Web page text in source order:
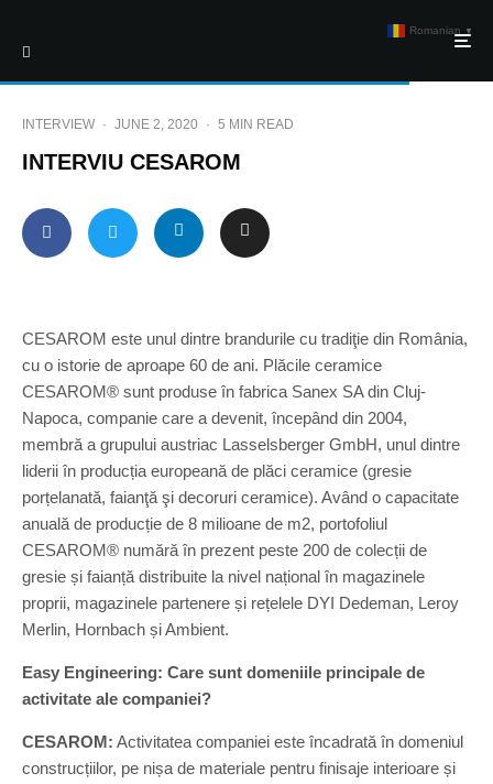
INTERVIEW · JUNE 2, 2020 · 5 MIN READ
INTERVIU CESAROM
CESAROM este unul dintre brandurile cu tradiţie din România,
cu o istorie de aproape 60 de ani. Plăcile ceramice
CESAROM® sunt produse în fabrica Sanex SA din Cluj-
Napoca, companie care a devenit, începând din 2004,
membră a grupului austriac Lasselsberger GmbH, unul dintre
liderii în producția europeană de plăci ceramice (gresie
porțelanată, faianţă şi decoruri ceramice). Având o capacitate
anuală de producție de 8 milioane de m2, portofoliul
CESAROM® numără în prezent peste 200 de colecții de
gresie și faianță distribuite la nivel național în magazinele
proprii, magazinele partenere și rețelele DYI Dedeman, Leroy
Merlin, Hornbach și Ambient.
Easy Engineering: Care sunt domeniile principale de
activitate ale companiei?
CESAROM: Activitatea companiei este încadrată în domeniul
construcțiilor, pe nișa de materiale pentru finisaje interioare și
Romanian ▼